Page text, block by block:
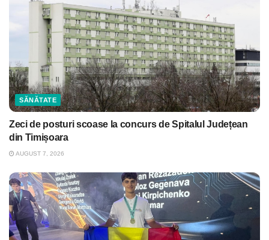
SĂNĂTATE
Zeci de posturi scoase la concurs de Spitalul Județean
din Timișoara
AUGUST 7, 2026